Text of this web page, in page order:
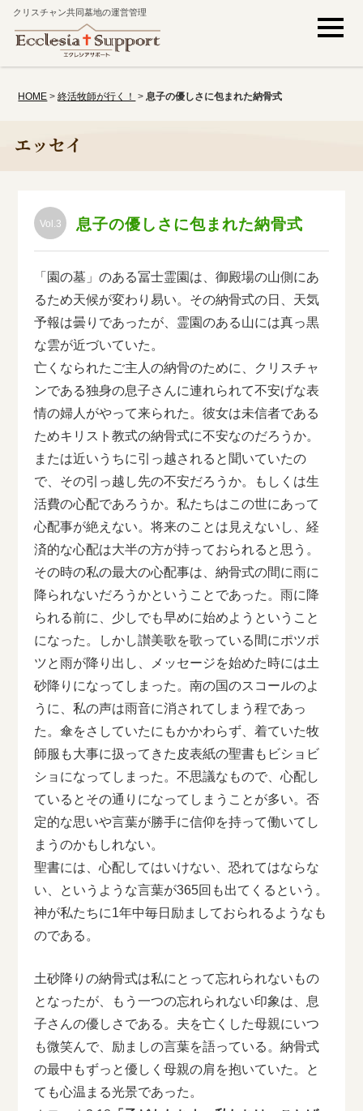
クリスチャン共同墓地の運営管理
HOME >終活牧師が行く！ >息子の優しさに包まれた納骨式
エッセイ
Vol.3 息子の優しさに包まれた納骨式
「園の墓」のある冨士霊園は、御殿場の山側にあ
るため天候が変わり易い。その納骨式の日、天気
予報は曇りであったが、霊園のある山には真っ黒
な雲が近づいていた。
亡くなられたご主人の納骨のために、クリスチャ
ンである独身の息子さんに連れられて不安げな表
情の婦人がやって来られた。彼女は未信者である
ためキリスト教式の納骨式に不安なのだろうか。
または近いうちに引っ越されると聞いていたの
で、その引っ越し先の不安だろうか。もしくは生
活費の心配であろうか。私たちはこの世にあって
心配事が絶えない。将来のことは見えないし、経
済的な心配は大半の方が持っておられると思う。
その時の私の最大の心配事は、納骨式の間に雨に
降られないだろうかということであった。雨に降
られる前に、少しでも早めに始めようということ
になった。しかし讃美歌を歌っている間にポツポ
ツと雨が降り出し、メッセージを始めた時には土
砂降りになってしまった。南の国のスコールのよ
うに、私の声は雨音に消されてしまう程であっ
た。傘をさしていたにもかかわらず、着ていた牧
師服も大事に扱ってきた皮表紙の聖書もビショビ
ショになってしまった。不思議なもので、心配し
ているとその通りになってしまうことが多い。否
定的な思いや言葉が勝手に信仰を持って働いてし
まうのかもしれない。
聖書には、心配してはいけない、恐れてはならな
い、というような言葉が365回も出てくるという。
神が私たちに1年中毎日励ましておられるようなも
のである。
土砂降りの納骨式は私にとって忘れられないもの
となったが、もう一つの忘れられない印象は、息
子さんの優しさである。夫を亡くした母親にいつ
も微笑んで、励ましの言葉を語っている。納骨式
の最中もずっと優しく母親の肩を抱いていた。と
ても心温まる光景であった。